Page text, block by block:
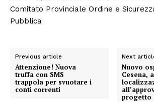
Comitato Provinciale Ordine e
Pubblica
Previous article
Attenzione! Nuova
truffa con SMS
trappola per svuotare i
conti correnti
Next
Nuovo
Cesena,
progetto